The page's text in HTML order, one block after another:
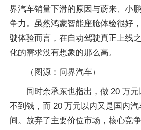
界汽车销量下滑的原因与蔚来、小
争力。虽然鸿蒙智能座舱体验很好
驶体验而言，在自动驾驶真正上线
化的需求没有想象的那么高。
（图源：问界汽车）
同时余承东也指出，做 20 万
不到钱，而 20 万元以内又是国内
间。放弃了主要价位市场，核心竞